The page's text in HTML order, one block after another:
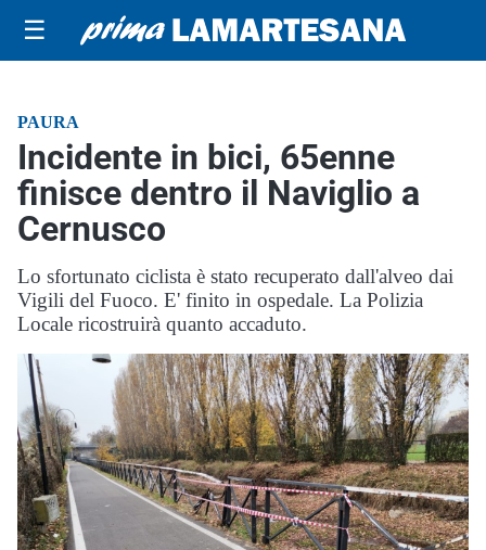
☰
PAURA
Incidente in bici, 65enne
finisce dentro il Naviglio a
Cernusco
Lo sfortunato ciclista è stato recuperato dall'alveo dai
Vigili del Fuoco. E' finito in ospedale. La Polizia
Locale ricostruirà quanto accaduto.